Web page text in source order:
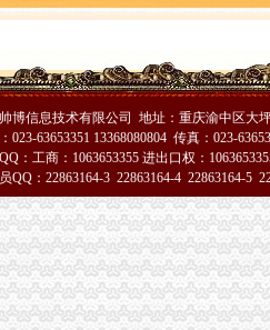
邀请招标公告-重庆师范大学
师范大学
报告书_网易财经
！你家孩子在哪上学？_搜狐教
于公司详式权益变动报告书之财务
于公司详式权益变动报告书之财务
于公司详式权益变动报告书之财务
的群众信访举报件及地方查处况
坐车啊？_百度知道
资金暨关联交易报告书摘要（草案
程”考核指标报送要求和验收标
--中国临川网
书-[中财网]
博信息技术有限公司 地址：重庆渝中区大
023-63653351 13368080804 传真：023-
：工商：1063653355 进出口权：
QQ：22863164-3 22863164-4 22863164-5